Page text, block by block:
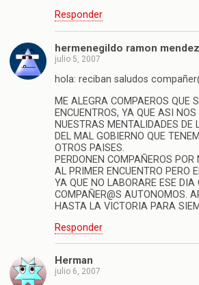
Responder
hermenegildo ramon
julio 5, 2007
hola: reciban saludos
ME ALEGRA COMPAEROS QUE
ENCUENTROS, YA QUE ASI
NUESTRAS MENTALIDADES DE
DEL MAL GOBIERNO QUE
OTROS PAISES.
PERDONEN COMPAÑEROS
AL PRIMER ENCUENTRO PERO
YA QUE NO LABORARE ESE DIA
COMPAÑER@S AUTONOMOS.
HASTA LA VICTORIA PARA
Responder
Herman
julio 6, 2007